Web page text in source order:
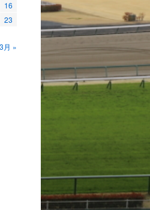
16
23
3月 »